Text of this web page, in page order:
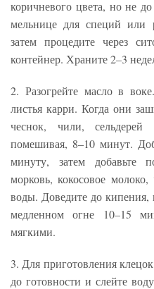
коричневого цвета, но не
мельнице для специй или
затем процедите через
контейнер. Храните 2–3
2. Разогрейте масло в
листья карри. Когда они
чеснок, чили,
помешивая, 8–10 минут.
минуту, затем добавьте
морковь, кокосовое
воды. Доведите до
медленном огне 10–15
мягкими.
3. Для приготовления
до готовности и слейте